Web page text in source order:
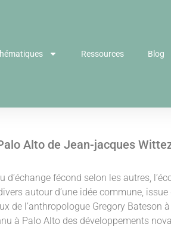
Ressources Blog
Alto de Jean-jacques
d’échange fécond selon les autres,
autour d’une idée commune,
de l’anthropologue Gregory Bateson
à Palo Alto des développements